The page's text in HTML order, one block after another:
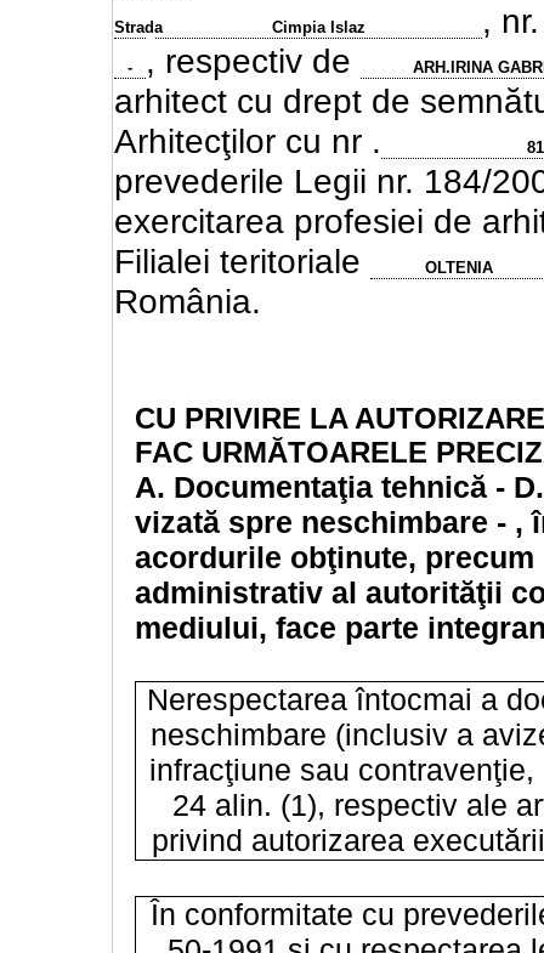
Strada Cimpia Islaz ,
- , respectiv de ARH.IRINA
arhitect cu drept de
Arhitecţilor cu nr .
prevederile Legii nr. 184/
exercitarea profesiei de
Filialei teritoriale
OLTENIA
România.
CU PRIVIRE LA
FAC URMĂTOARELE
A. Documentaţia tehnică -
vizată spre neschimbare - ,
acordurile obţinute,
administrativ al autorităţii
mediului, face parte
Nerespectarea întocmai a
neschimbare (inclusiv a
infracţiune sau
24 alin. (1), respectiv ale
privind autorizarea
În conformitate cu